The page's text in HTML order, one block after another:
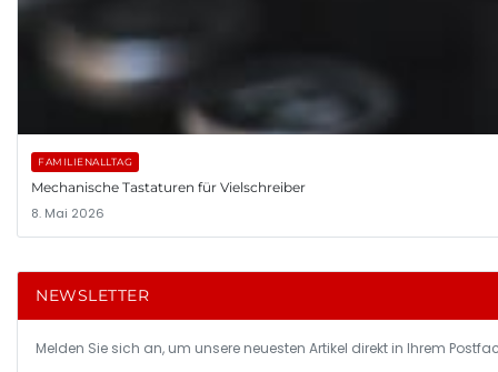
FAMILIENALLTAG
Mechanische Tastaturen für Vielschreiber
8. Mai 2026
NEWSLETTER
Melden Sie sich an, um unsere neuesten Artikel direkt in Ihrem